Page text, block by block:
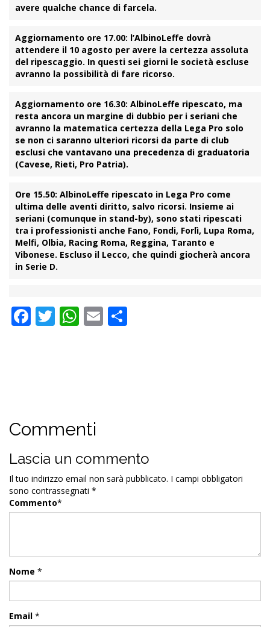
avere qualche chance di farcela.
Aggiornamento ore 17.00: l’AlbinoLeffe dovrà
attendere il 10 agosto per avere la certezza assoluta
del ripescaggio. In questi sei giorni le società escluse
avranno la possibilità di fare ricorso.
Aggiornamento ore 16.30: AlbinoLeffe ripescato, ma
resta ancora un margine di dubbio per i seriani che
avranno la matematica certezza della Lega Pro solo
se non ci saranno ulteriori ricorsi da parte di club
esclusi che vantavano una precedenza di graduatoria
(Cavese, Rieti, Pro Patria).
Ore 15.50: AlbinoLeffe ripescato in Lega Pro come
ultima delle aventi diritto, salvo ricorsi. Insieme ai
seriani (comunque in stand-by), sono stati ripescati
tra i professionisti anche Fano, Fondi, Forlì, Lupa Roma,
Melfi, Olbia, Racing Roma, Reggina, Taranto e
Vibonese. Escluso il Lecco, che quindi giocherà ancora
in Serie D.
Facebook
Twitter
WhatsApp
Email
Commenti
Lascia un commento
Il tuo indirizzo email non sarà pubblicato. I campi obbligatori
sono contrassegnati *
Commento*
Nome *
Email *